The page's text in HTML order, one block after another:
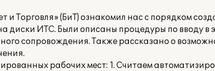
и Торговля» (БиТ) ознакомил нас с порядком
диски ИТС. Были описаны процедуры по вводу в
сопровождения. Также рассказано о
рабочих мест: 1. Считаем